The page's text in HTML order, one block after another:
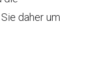
daher um